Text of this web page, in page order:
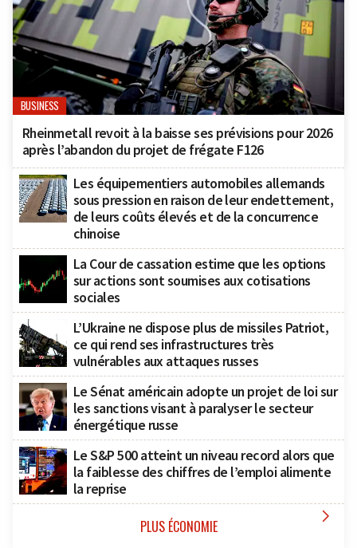
BUSINESS
Rheinmetall revoit à la baisse ses prévisions pour 2026
après l’abandon du projet de frégate F126
Les équipementiers automobiles allemands
sous pression en raison de leur endettement,
de leurs coûts élevés et de la concurrence
chinoise
La Cour de cassation estime que les options
sur actions sont soumises aux cotisations
sociales
L’Ukraine ne dispose plus de missiles Patriot,
ce qui rend ses infrastructures très
vulnérables aux attaques russes
Le Sénat américain adopte un projet de loi sur
les sanctions visant à paralyser le secteur
énergétique russe
Le S&P 500 atteint un niveau record alors que
la faiblesse des chiffres de l’emploi alimente
la reprise
PLUS ÉCONOMIE 